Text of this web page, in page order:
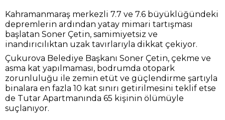
Kahramanmaraş merkezli 7.7 ve 7.6 büyüklüğündeki
depremlerin ardından yatay mimari tartışması
başlatan Soner Çetin, samimiyetsiz ve
inandırıcılıktan uzak tavırlarıyla dikkat çekiyor.
Çukurova Belediye Başkanı Soner Çetin, çekme ve
asma kat yapılmaması, bodrumda otopark
zorunluluğu ile zemin etüt ve güçlendirme şartıyla
binalara en fazla 10 kat sınırı getirilmesini teklif etse
de Tutar Apartmanında 65 kişinin ölümüyle
suçlanıyor.